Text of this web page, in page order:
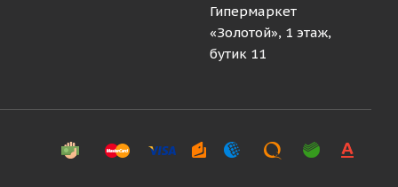
Гипермаркет
«Золотой», 1 этаж,
бутик 11